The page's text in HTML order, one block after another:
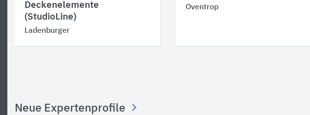
Deckenelemente
(StudioLine)
Ladenburger
Oventrop
Neue Expertenprofile